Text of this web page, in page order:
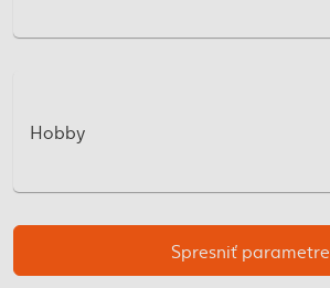
Hobby
Spresniť parametre